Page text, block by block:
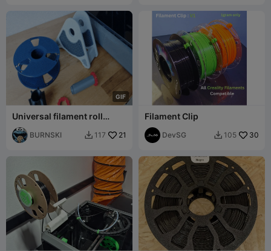
GIF
Universal filament roll
holder with cool wall
mount function
BURNSKI  117 21
Filament Clip
DevSG  105 30